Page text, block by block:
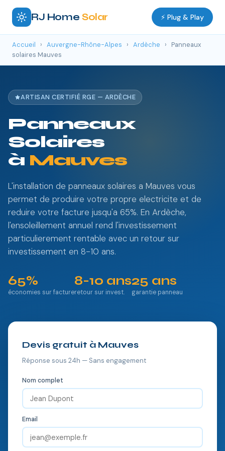
RJ Home Solar ⚡ Plug & Play
Accueil › Auvergne-Rhône-Alpes › Ardèche ›
Panneaux
solaires Mauves
ARTISAN CERTIFIÉ RGE — ARDÈCHE
Panneaux
Solaires
à Mauves
L'installation de panneaux solaires a Mauves vous
permet de produire votre propre electricite et de
reduire votre facture jusqu'a 65%. En Ardèche,
l'ensoleillement annuel rend l'investissement
particulierement rentable avec un retour sur
investissement en 8-10 ans.
65%
économies sur facture
8-10 ans
retour sur invest.
25 ans
garantie panneau
Devis gratuit à Mauves
Réponse sous 24h — Sans engagement
Nom complet
Email